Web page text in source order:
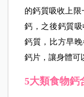
的鈣質吸收上限
鈣，之後鈣質
鈣質，比方早
鈣片，讓身體可
5大類食物鈣